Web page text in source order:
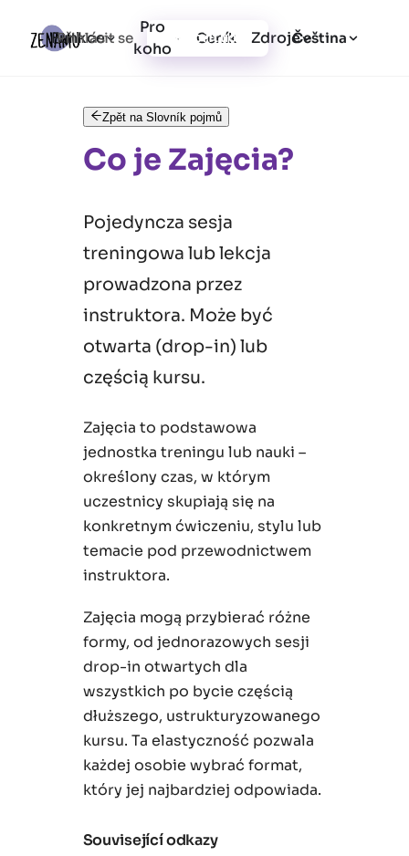
Funkce
Pro
koho
Ceník Zdroje
Přihlásit se Vytvořit účet Čeština
Zpět na Slovník pojmů
Co je Zajęcia?
Pojedyncza sesja
treningowa lub lekcja
prowadzona przez
instruktora. Może być
otwarta (drop-in) lub
częścią kursu.
Zajęcia to podstawowa
jednostka treningu lub nauki –
określony czas, w którym
uczestnicy skupiają się na
konkretnym ćwiczeniu, stylu lub
temacie pod przewodnictwem
instruktora.
Zajęcia mogą przybierać różne
formy, od jednorazowych sesji
drop-in otwartych dla
wszystkich po bycie częścią
dłuższego, ustrukturyzowanego
kursu. Ta elastyczność pozwala
każdej osobie wybrać format,
który jej najbardziej odpowiada.
Související odkazy